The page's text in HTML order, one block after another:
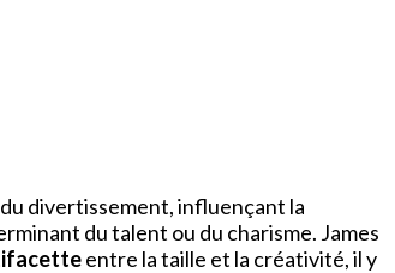
divertissement, influençant la
du talent ou du charisme. James
entre la taille et la créativité, il y